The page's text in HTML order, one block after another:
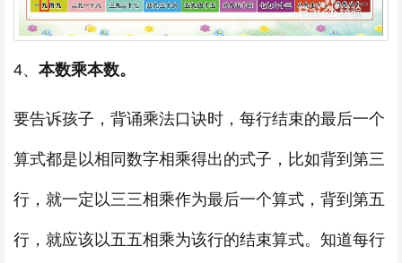
4、 本数乘本数。
要告诉孩子，背诵乘法口诀时，每行结束的最后一个
算式都是以相同数字相乘得出的式子，比如背到第三
行，就一定以三三相乘作为最后一个算式，背到第五
行，就应该以五五相乘为该行的结束算式。知道每行